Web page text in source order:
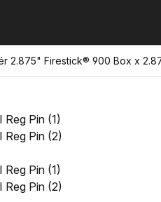
2.875" Firestick® 900 Box x